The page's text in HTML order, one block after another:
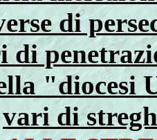
di
di
"diocesi
vari di